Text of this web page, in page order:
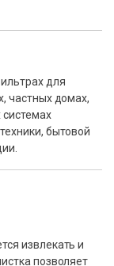
для
частных домах,
бытовой
извлекать и
позволяет